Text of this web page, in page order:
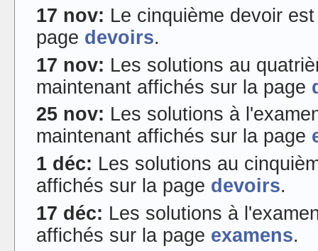
17 nov: Le cinquième devoir
page devoirs.
17 nov: Les solutions au
maintenant affichés sur la page
25 nov: Les solutions à
maintenant affichés sur la page
1 déc: Les solutions au
affichés sur la page devoirs.
17 déc: Les solutions à
affichés sur la page examens.